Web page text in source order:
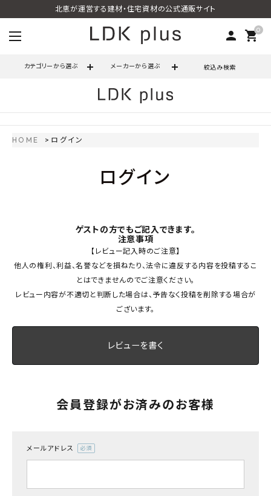
北恵が運営する建材・住宅資材の公式通販サイト
person 0
shopping_cart
カテゴリーから選ぶ メーカーから選ぶ 絞込み検索
営業時間 - 10:00～17:00（定休日 - 土日祝）
person 会員登録
FAX注文はこちらから
よくあるご質問
HOME ログイン
ログイン
ゲストの方でもご記入できます。
注意事項
【レビュー記入時のご注意】
他人の権利、利益、名誉などを損ねたり、法令に違反する内容を投稿するこ
とはできませんのでご注意ください。
レビュー内容が不適切と判断した場合は、予告なく投稿を削除する場合が
ございます。
レビューを書く
会員登録がお済みのお客様
メールアドレス